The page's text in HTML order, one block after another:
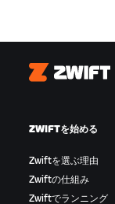
ボトルと補給食:
速すること。逃
ペースを上げる
いは「逃げ」とも
ドラフティング:
リップストリー
きます。
レーシングプロフ
Zwift
ZWIFTを始める
Zwiftを選ぶ理由
Zwiftの仕組み
Zwiftでランニング